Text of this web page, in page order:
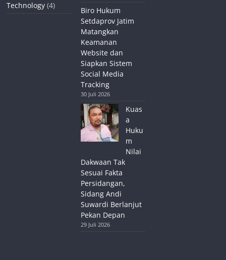
Technology (4)
Biro Hukum
Setdaprov Jatim
Matangkan
Keamanan
Website dan
Siapkan Sistem
Social Media
Tracking
30 Juli 2026
Kuas
a
Huku
m
Nilai
Dakwaan Tak
Sesuai Fakta
Persidangan,
Sidang Andi
Suwardi Berlanjut
Pekan Depan
29 Juli 2026